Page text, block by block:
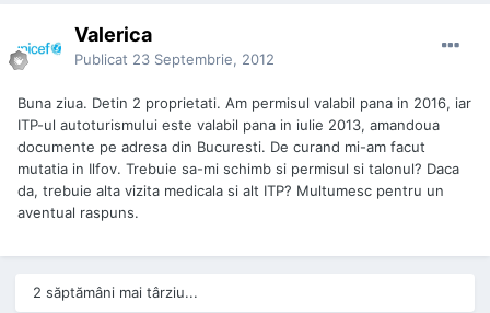
Valerica
Publicat 23 Septembrie, 2012
Buna ziua. Detin 2 proprietati. Am permisul valabil pana in 2016, iar
ITP-ul autoturismului este valabil pana in iulie 2013, amandoua
documente pe adresa din Bucuresti. De curand mi-am facut
mutatia in Ilfov. Trebuie sa-mi schimb si permisul si talonul? Daca
da, trebuie alta vizita medicala si alt ITP? Multumesc pentru un
aventual raspuns.
2 săptămâni mai târziu...